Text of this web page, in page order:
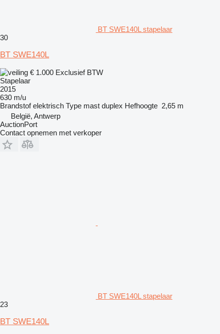
BT SWE140L stapelaar
30
BT SWE140L
€ 1.000 Exclusief BTW
Stapelaar
2015
630 m/u
Brandstof elektrisch Type mast duplex Hefhoogte 2,65 m
België, Antwerp
AuctionPort
Contact opnemen met verkoper
BT SWE140L stapelaar
23
BT SWE140L